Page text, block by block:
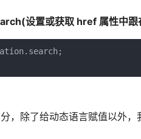
设置或获取 href 属性中跟
，除了给动态语言赋值以外